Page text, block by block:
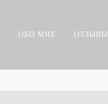
ОБО МНЕ ОТЗЫВЫ